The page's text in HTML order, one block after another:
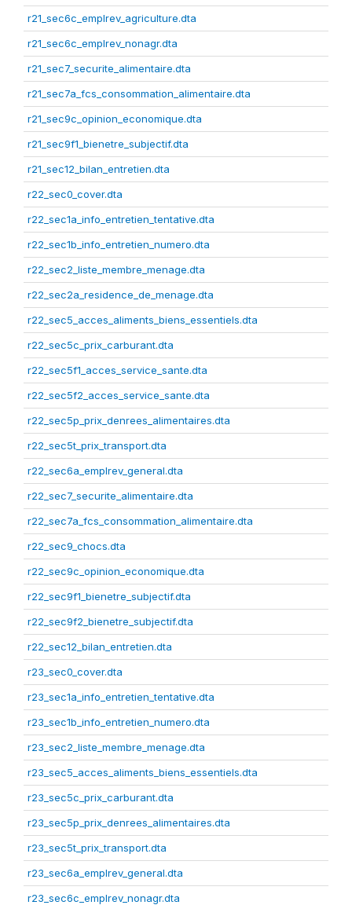
r21_sec6c_emplrev_agriculture.dta
r21_sec6c_emplrev_nonagr.dta
r21_sec7_securite_alimentaire.dta
r21_sec7a_fcs_consommation_alimentaire.dta
r21_sec9c_opinion_economique.dta
r21_sec9f1_bienetre_subjectif.dta
r21_sec12_bilan_entretien.dta
r22_sec0_cover.dta
r22_sec1a_info_entretien_tentative.dta
r22_sec1b_info_entretien_numero.dta
r22_sec2_liste_membre_menage.dta
r22_sec2a_residence_de_menage.dta
r22_sec5_acces_aliments_biens_essentiels.dta
r22_sec5c_prix_carburant.dta
r22_sec5f1_acces_service_sante.dta
r22_sec5f2_acces_service_sante.dta
r22_sec5p_prix_denrees_alimentaires.dta
r22_sec5t_prix_transport.dta
r22_sec6a_emplrev_general.dta
r22_sec7_securite_alimentaire.dta
r22_sec7a_fcs_consommation_alimentaire.dta
r22_sec9_chocs.dta
r22_sec9c_opinion_economique.dta
r22_sec9f1_bienetre_subjectif.dta
r22_sec9f2_bienetre_subjectif.dta
r22_sec12_bilan_entretien.dta
r23_sec0_cover.dta
r23_sec1a_info_entretien_tentative.dta
r23_sec1b_info_entretien_numero.dta
r23_sec2_liste_membre_menage.dta
r23_sec5_acces_aliments_biens_essentiels.dta
r23_sec5c_prix_carburant.dta
r23_sec5p_prix_denrees_alimentaires.dta
r23_sec5t_prix_transport.dta
r23_sec6a_emplrev_general.dta
r23_sec6c_emplrev_nonagr.dta